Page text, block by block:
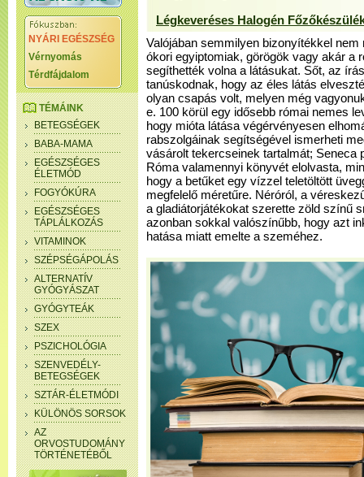
NYÁRI EGÉSZSÉG
Vérnyomás
Térdfájdalom
TÉMÁINK
BETEGSÉGEK
BABA-MAMA
EGÉSZSÉGES
ÉLETMÓD
FOGYÓKÚRA
EGÉSZSÉGES
TÁPLÁLKOZÁS
VITAMINOK
SZÉPSÉGÁPOLÁS
ALTERNATÍV
GYÓGYÁSZAT
GYÓGYTEÁK
SZEX
PSZICHOLÓGIA
SZENVEDÉLY-
BETEGSÉGEK
SZTÁR-ÉLETMÓDI
KÜLÖNÖS SORSOK
AZ
ORVOSTUDOMÁNY
TÖRTÉNETÉBŐL
Légkeveréses Halogén
Valójában semmilyen bizonyítékkel
ókori egyiptomiak, görögök vagy akár a
segíthették volna a látásukat. Sőt, az
tanúskodnak, hogy az éles látás
olyan csapás volt, melyen még
e. 100 körül egy idősebb római nemes
hogy mióta látása végérvényesen
rabszolgáinak segítségével ismerheti
vásárolt tekercseinek tartalmát; Seneca
Róma valamennyi könyvét elolvasta,
hogy a betűket egy vízzel teletöltött
megfelelő méretűre. Néróról, a
a gladiátorjátékokat szerette zöld színű
azonban sokkal valószínűbb, hogy azt
hatása miatt emelte a szeméhez.